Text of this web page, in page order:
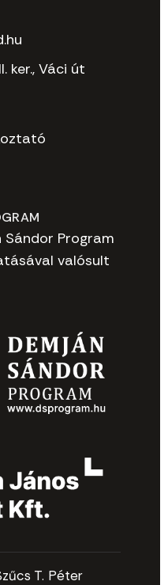
ker., Váci út
Program
valósult
T. Péter